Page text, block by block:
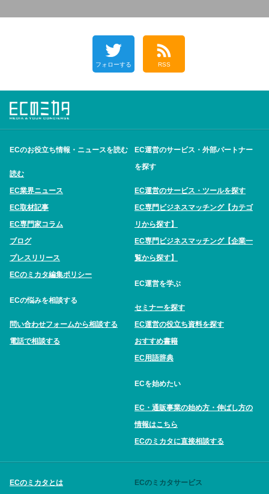
フォローする RSS
ECのお役立ち情報・ニュースを読む
読む
EC業界ニュース
EC取材記事
EC専門家コラム
ブログ
プレスリリース
ECのミカタ編集ポリシー
ECの悩みを相談する
問い合わせフォームから相談する
電話で相談する
EC運営のサービス・外部パートナー
を探す
EC運営のサービス・ツールを探す
EC専門ビジネスマッチング【カテゴ
リから探す】
EC専門ビジネスマッチング【企業一
覧から探す】
EC運営を学ぶ
セミナーを探す
EC運営の役立ち資料を探す
おすすめ書籍
EC用語辞典
ECを始めたい
EC・通販事業の始め方・伸ばし方の
情報はこちら
ECのミカタに直接相談する
ECのミカタとは ECのミカタサービス